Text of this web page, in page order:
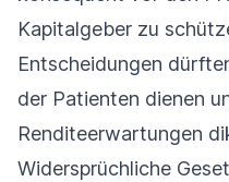
Kapitalgeber zu
Entscheidungen
der Patienten dienen
Renditeerwartungen
Widersprüchliche